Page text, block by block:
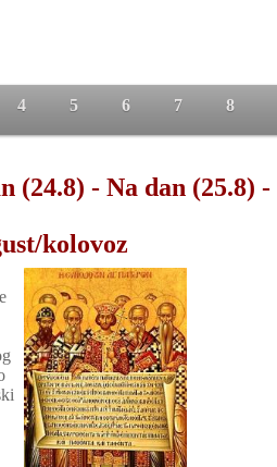
4 5 6 7 8
(24.8) - Na dan (25.8) -
kolovoz